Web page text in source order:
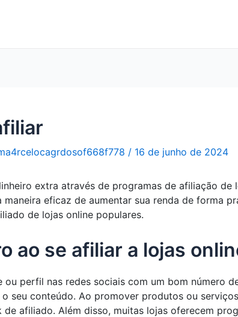
/ 16 de junho de 2024
extra através de programas de afiliação
maneira eficaz de aumentar sua renda de forma
de lojas online populares.
ao se afiliar a lojas
ou perfil nas redes sociais com um bom número
seu conteúdo. Ao promover produtos ou
de afiliado. Além disso, muitas lojas oferecem